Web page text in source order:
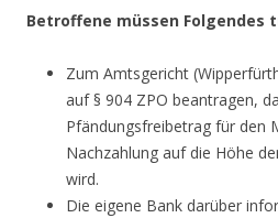
Betroffene müssen Folgendes
Zum Amtsgericht
auf § 904 ZPO beantragen,
Pfändungsfreibetrag für den
Nachzahlung auf die Höhe
wird.
Die eigene Bank darüber